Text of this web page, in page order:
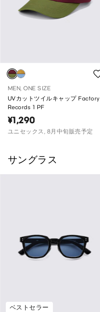
MEN, ONE SIZE
UVカットツイルキャップ Factory
Records 1 PF
¥1,290
ユニセックス, 8月中旬販売予定
サングラス
ベストセラー